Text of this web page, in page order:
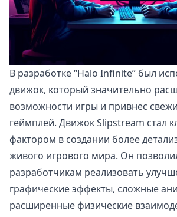
В разработке “Halo Infinite” был
движок, который значительно
возможности игры и привнес
геймплей. Движок Slipstream стал
фактором в создании более
живого игрового мира. Он
разработчикам реализовать
графические эффекты, сложные
расширенные физические